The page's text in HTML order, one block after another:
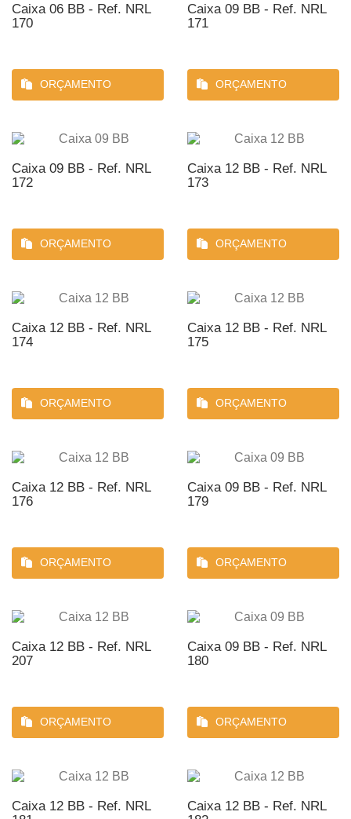
Caixa 06 BB - Ref. NRL
170
ORÇAMENTO
Caixa 09 BB - Ref. NRL
171
ORÇAMENTO
Caixa 09 BB - Ref. NRL
172
ORÇAMENTO
Caixa 12 BB - Ref. NRL
173
ORÇAMENTO
Caixa 12 BB - Ref. NRL
174
ORÇAMENTO
Caixa 12 BB - Ref. NRL
175
ORÇAMENTO
Caixa 12 BB - Ref. NRL
176
ORÇAMENTO
Caixa 09 BB - Ref. NRL
179
ORÇAMENTO
Caixa 12 BB - Ref. NRL
207
ORÇAMENTO
Caixa 09 BB - Ref. NRL
180
ORÇAMENTO
Caixa 12 BB - Ref. NRL
Caixa 12 BB - Ref. NRL